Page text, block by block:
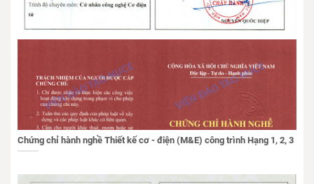
Chứng chỉ hành nghề Thiết kế cơ - điện (M&E) công trình Hạng 1, 2, 3